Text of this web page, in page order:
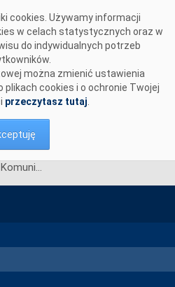
cookies. Używamy informacji
w celach statystycznych oraz w
do indywidualnych potrzeb
można zmienić ustawienia
plikach cookies i o ochronie Twojej
przeczytasz tutaj
Komunikat OSP z dnia 2 maja 2022 r. dotyczący zatwierdzenia przez Prezesa URE Karty aktualizacji nr CK/16/2022 IRiESP - Korzystanie